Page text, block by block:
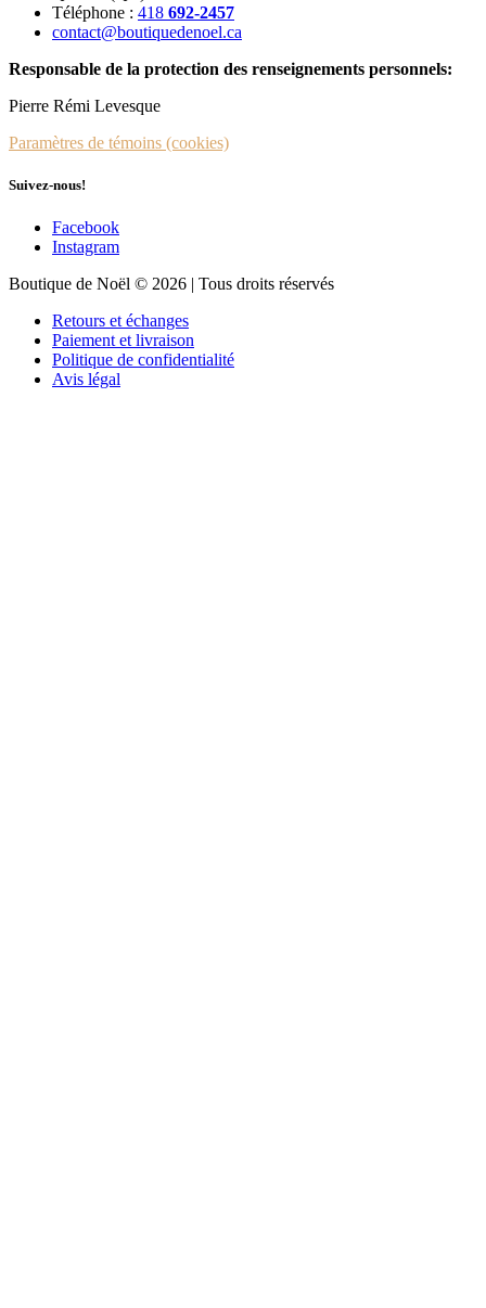
Téléphone : 418 692-2457
contact@boutiquedenoel.ca
Responsable de la protection des renseignements personnels:
Pierre Rémi Levesque
Paramètres de témoins (cookies)
Suivez-nous!
Facebook
Instagram
Boutique de Noël © 2026 | Tous droits réservés
Retours et échanges
Paiement et livraison
Politique de confidentialité
Avis légal